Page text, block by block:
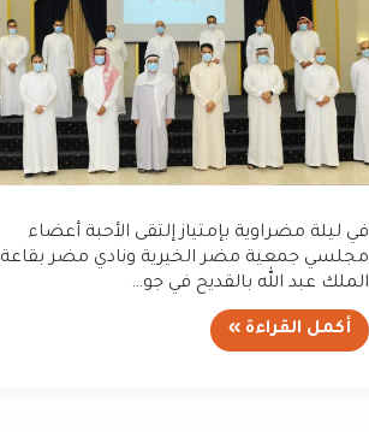
في ليلة مضراوية بإمتياز إلتقى الأحبة أعضاء
مجلسي جمعية مضر الخيرية ونادي مضر بقاعة
الملك عبد الله بالقديح في جو…
أكمل القراءة »